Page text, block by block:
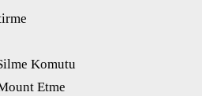
Komutu
Etme